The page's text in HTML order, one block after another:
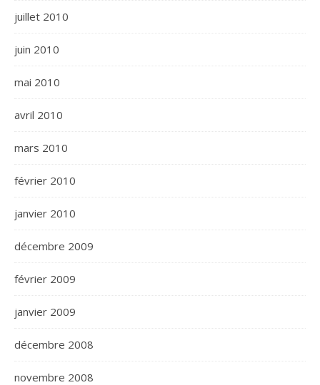
juillet 2010
juin 2010
mai 2010
avril 2010
mars 2010
février 2010
janvier 2010
décembre 2009
février 2009
janvier 2009
décembre 2008
novembre 2008